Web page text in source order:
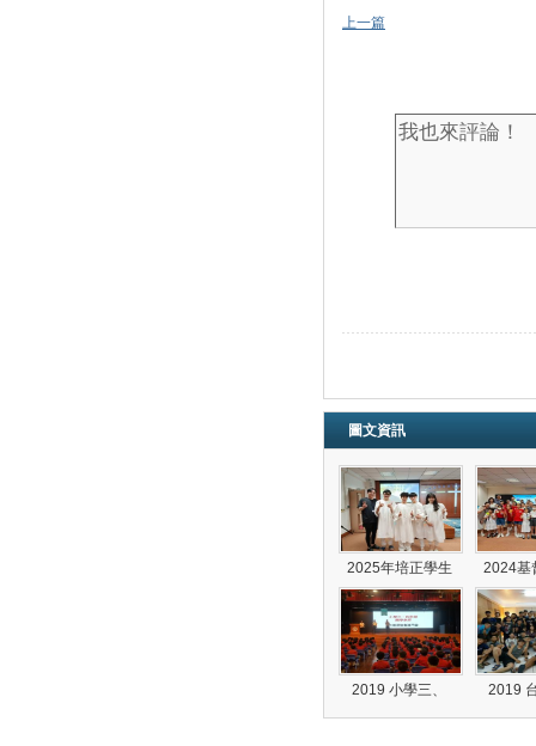
上一篇
圖文資訊
2025年培正學生 2024基
2019 小學三、 2019